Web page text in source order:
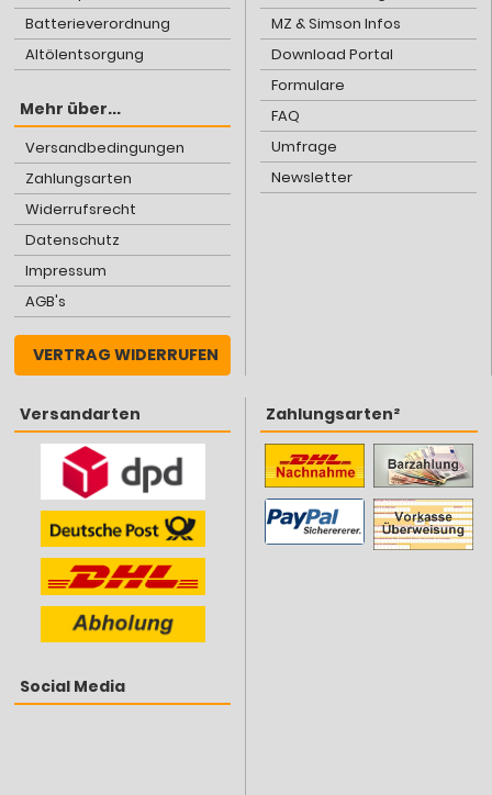
Batterieverordnung
Altölentsorgung
Mehr über...
Versandbedingungen
Zahlungsarten
Widerrufsrecht
Datenschutz
Impressum
AGB's
VERTRAG WIDERRUFEN
MZ & Simson Infos
Download Portal
Formulare
FAQ
Umfrage
Newsletter
Versandarten
Social Media
Zahlungsarten²